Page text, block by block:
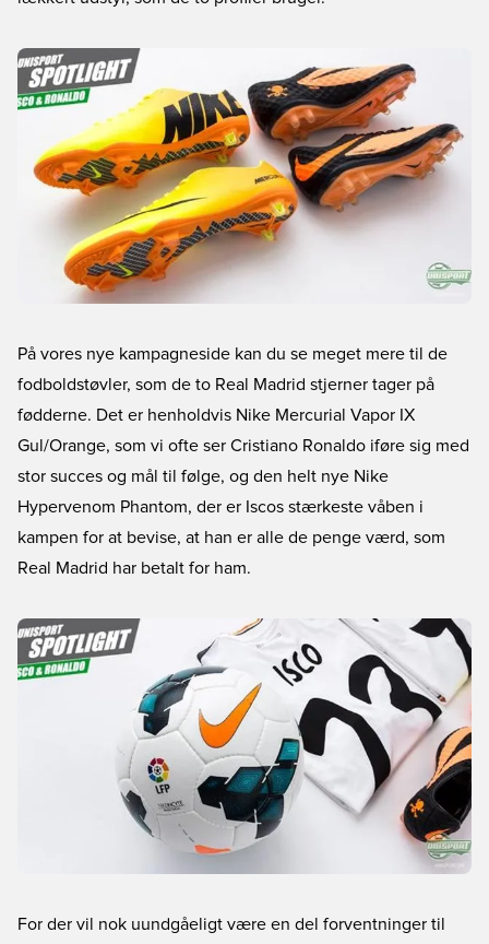
På vores nye kampagneside kan du se meget mere til de
fodboldstøvler, som de to Real Madrid stjerner tager på
fødderne. Det er henholdvis Nike Mercurial Vapor IX
Gul/Orange, som vi ofte ser Cristiano Ronaldo iføre sig med
stor succes og mål til følge, og den helt nye Nike
Hypervenom Phantom, der er Iscos stærkeste våben i
kampen for at bevise, at han er alle de penge værd, som
Real Madrid har betalt for ham.
For der vil nok uundgåeligt være en del forventninger til